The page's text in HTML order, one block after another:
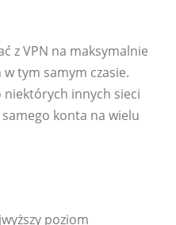
z VPN na maksymalnie
tym samym czasie.
niektórych innych sieci
konta na wielu
poziom